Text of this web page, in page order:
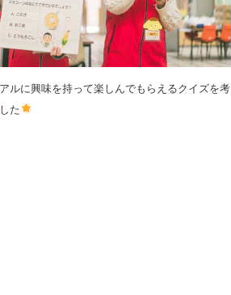
ルに興味を持って楽しんでもらえるクイズを考
た